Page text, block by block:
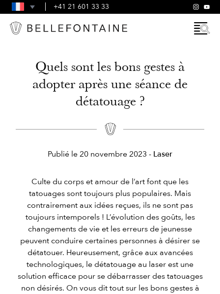
FAQ
CONDITIONS GÉNÉRALES
+41 21 601 33 33
Quels sont les bons gestes à
adopter après une séance de
détatouage ?
Publié le20 novembre 2023 - Laser
Culte du corps et amour de l’art font que les
tatouages sont toujours plus populaires. Mais
contrairement aux idées reçues, ils ne sont pas
toujours intemporels ! L’évolution des goûts, les
changements de vie et les erreurs de jeunesse
peuvent conduire certaines personnes à désirer se
détatouer. Heureusement, grâce aux avancées
technologiques, le détatouage au laser est une
solution efficace pour se débarrasser des tatouages
non désirés. On vous dit tout sur les bons gestes à